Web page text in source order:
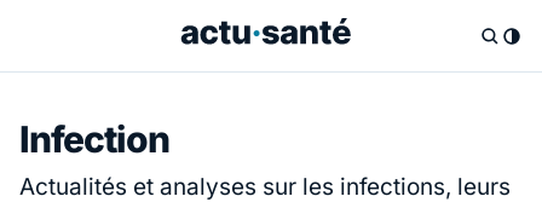
Infection
Actualités et analyses sur les infections, leurs